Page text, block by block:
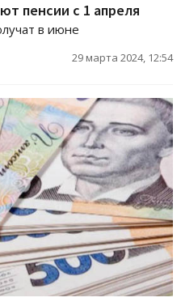
пенсии с 1 апреля
в июне
29 марта 2024, 12:54